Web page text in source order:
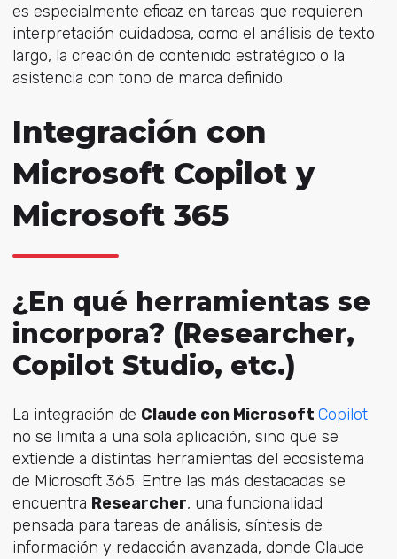
es especialmente eficaz en tareas que requieren
interpretación cuidadosa, como el análisis de texto
largo, la creación de contenido estratégico o la
asistencia con tono de marca definido.
Integración con
Microsoft Copilot y
Microsoft 365
¿En qué herramientas se
incorpora? (Researcher,
Copilot Studio, etc.)
La integración de Claude con Microsoft Copilot
no se limita a una sola aplicación, sino que se
extiende a distintas herramientas del ecosistema
de Microsoft 365. Entre las más destacadas se
encuentra Researcher, una funcionalidad
pensada para tareas de análisis, síntesis de
información y redacción avanzada, donde Claude